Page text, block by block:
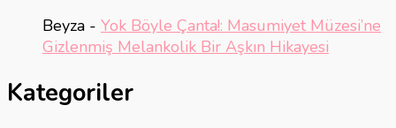
Beyza - Yok Böyle Çanta!: Masumiyet Müzesi’ne
Gizlenmiş Melankolik Bir Aşkın Hikayesi
Kategoriler